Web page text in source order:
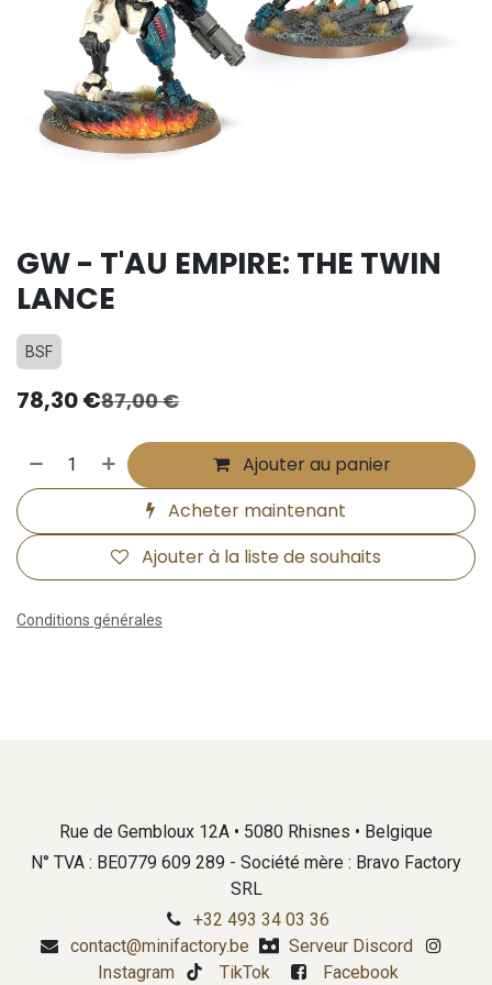
GW - T'AU EMPIRE: THE TWIN
LANCE
BSF
78,30€87,00€
Ajouter au panier
Acheter maintenant
Ajouter à la liste de souhaits
Conditions générales
Rue de Gembloux 12A • 5080 Rhisnes • Belgique
N° TVA : BE0779 609 289 - Société mère : Bravo Factory
SRL
+32 493 34 03 36
contact@minifactory.be
Serveur Discord
Instagram
TikTok Facebook